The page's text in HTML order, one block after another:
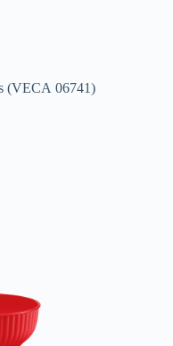
(VECA 06741)